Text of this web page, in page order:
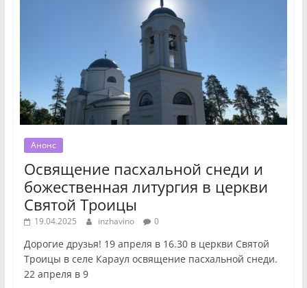
Анонс
Освящение пасхальной снеди и
божественная литургия в церкви
Святой Троицы
19.04.2025 inzhavino 0
Дорогие друзья! 19 апреля в 16.30 в церкви Святой
Троицы в селе Караул освящение пасхальной снеди.
22 апреля в 9